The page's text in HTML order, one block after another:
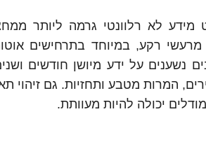
לא רלוונטי גרמה ליותר
רקע, במיוחד בתרחישים
נשענים על ידע מיושן חודשים
המרות מטבע ותחזיות. גם זיהוי
יכולה להיות מעוותת.